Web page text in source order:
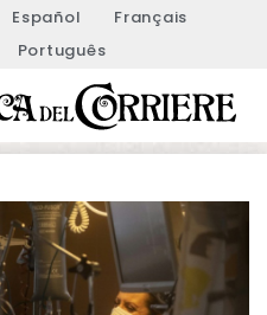
Español
Français
Português